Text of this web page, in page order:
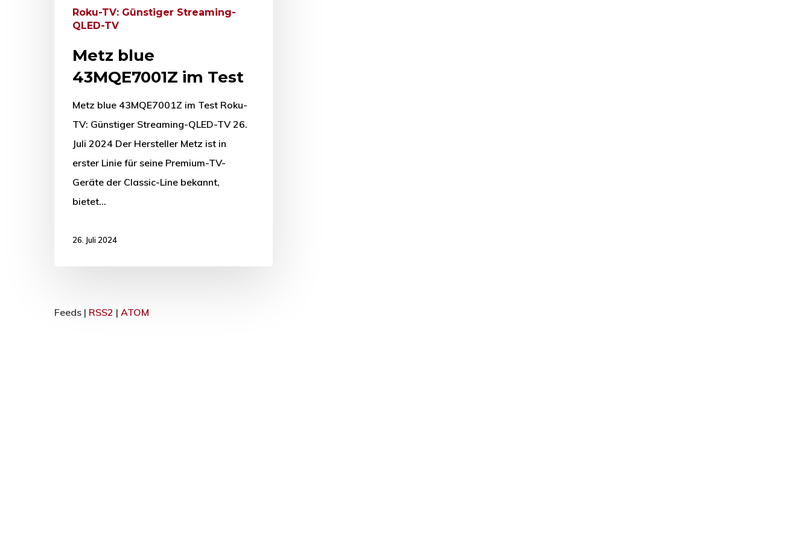
Roku-TV: Günstiger Streaming-
QLED-TV
Metz blue
43MQE7001Z im Test
Metz blue 43MQE7001Z im Test Roku-
TV: Günstiger Streaming-QLED-TV 26.
Juli 2024 Der Hersteller Metz ist in
erster Linie für seine Premium-TV-
Geräte der Classic-Line bekannt,
bietet…
26. Juli 2024
Feeds | RSS2 | ATOM